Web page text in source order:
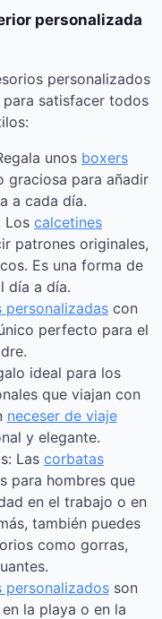
personalizada
personalizados
satisfacer todos
unos boxers
graciosa para añadir
a cada día.
Los calcetines
patrones originales,
Es una forma de
día a día.
personalizadas con
perfecto para el
ideal para los
que viajan con
neceser de viaje
y elegante.
Las corbatas
para hombres que
en el trabajo o en
también puedes
como gorras,
personalizadosson
la playa o en la